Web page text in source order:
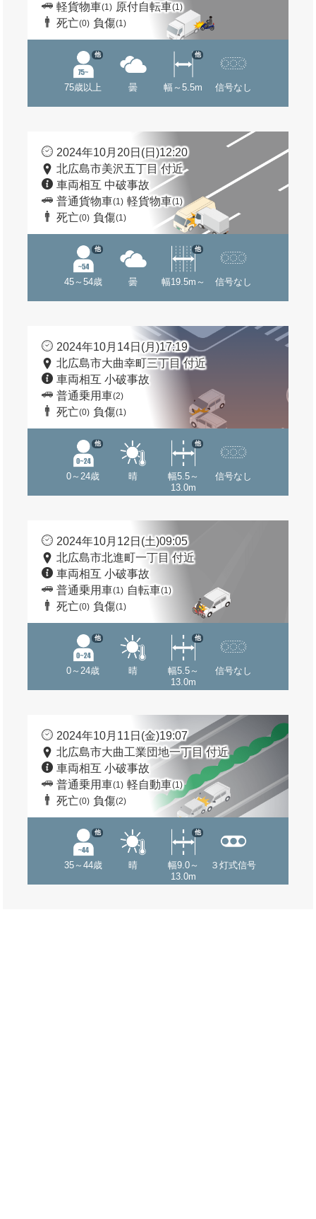
軽貨物車(1) 原付自転車(1)
死亡(0) 負傷(1)
75歳以上
他
曇 幅～5.5m
他
信号なし
2024年10月20日(日)12:20
北広島市美沢五丁目 付近
車両相互 中破事故
普通貨物車(1) 軽貨物車(1)
死亡(0) 負傷(1)
45～54歳
他
曇 幅19.5m～
他
信号なし
2024年10月14日(月)17:19
北広島市大曲幸町三丁目 付近
車両相互 小破事故
普通乗用車(2)
死亡(0) 負傷(1)
0～24歳
他
晴
幅5.5～
13.0m
他
信号なし
2024年10月12日(土)09:05
北広島市北進町一丁目 付近
車両相互 小破事故
普通乗用車(1) 自転車(1)
死亡(0) 負傷(1)
0～24歳
他
晴
幅5.5～
13.0m
他
信号なし
2024年10月11日(金)19:07
北広島市大曲工業団地一丁目 付近
車両相互 小破事故
普通乗用車(1) 軽自動車(1)
死亡(0) 負傷(2)
35～44歳
他
晴
幅9.0～
13.0m
他
３灯式信号